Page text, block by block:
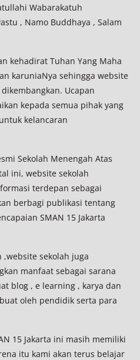
Wabarakatuh
, Namo Buddhaya , Salam
kehadirat Tuhan Yang Maha
karuniaNya sehingga website
Ucapan
kepada semua pihak yang
kelancaran
Sekolah Menengah Atas
ini, website sekolah
terdepan sebagai
berbagi publikasi tentang
SMAN 15 Jakarta
sekolah juga
manfaat sebagai sarana
blog , e learning , karya dan
oleh pendidik serta para
15 Jakarta ini masih memiliki
itu kami akan terus belajar